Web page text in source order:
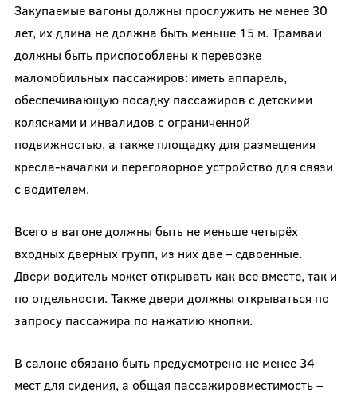
Закупаемые вагоны должны прослужить не менее 30
лет, их длина не должна быть меньше 15 м. Трамваи
должны быть приспособлены к перевозке
маломобильных пассажиров: иметь аппарель,
обеспечивающую посадку пассажиров с детскими
колясками и инвалидов с ограниченной
подвижностью, а также площадку для размещения
кресла-качалки и переговорное устройство для связи
с водителем.
Всего в вагоне должны быть не меньше четырёх
входных дверных групп, из них две – сдвоенные.
Двери водитель может открывать как все вместе, так и
по отдельности. Также двери должны открываться по
запросу пассажира по нажатию кнопки.
В салоне обязано быть предусмотрено не менее 34
мест для сидения, а общая пассажировместимость –